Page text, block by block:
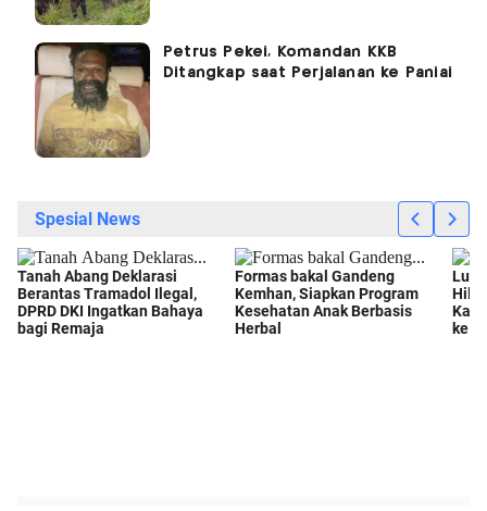
Petrus Pekei, Komandan KKB
Ditangkap saat Perjalanan ke Paniai